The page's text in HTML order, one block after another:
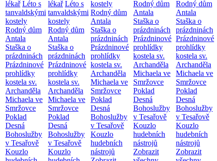
lékař Léto s
tanvaldskými
kostely
Rodný dům
Antala
Staška o
prázdninách
Prázdninové
prohlídky
kostela sv.
Archanděla
Michaela ve
Smržovce
Poklad
Desná
Bohoslužby
v Tesařově
Kouzlo
lékař Léto s
tanvaldskými
kostely
Rodný dům
Antala
Staška o
prázdninách
Prázdninové
prohlídky
kostela sv.
Archanděla
Michaela ve
Smržovce
Poklad
Desná
Bohoslužby
v Tesařově
Kouzlo
kostely
Rodný dům
Antala
Staška o
prázdninách
Prázdninové
prohlídky
kostela sv.
Archanděla
Michaela ve
Smržovce
Poklad
Desná
Bohoslužby
v Tesařově
Kouzlo
hudebních
nástrojů
Rodný dům
Antala
Staška o
prázdninách
Prázdninové
prohlídky
kostela sv.
Archanděla
Michaela ve
Smržovce
Poklad
Desná
Bohoslužby
v Tesařově
Kouzlo
hudebních
nástrojů
Zobrazit
Rodný dům
Antala
Staška o
prázdninách
Prázdninové
prohlídky
kostela sv.
Archanděla
Michaela ve
Smržovce
Poklad
Desná
Bohoslužby
v Tesařově
Kouzlo
hudebních
nástrojů
Zobrazit